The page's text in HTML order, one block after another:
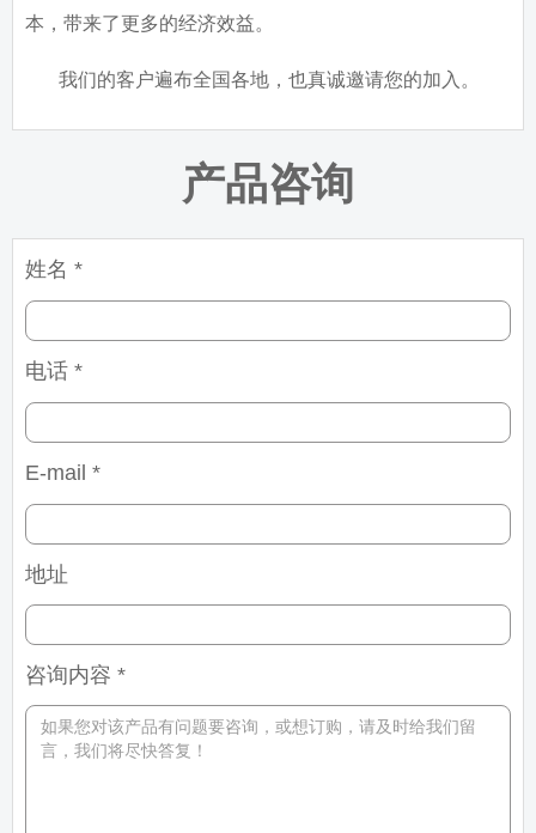
本，带来了更多的经济效益。
我们的客户遍布全国各地，也真诚邀请您的加入。
产品咨询
姓名 *
电话 *
E-mail *
地址
咨询内容 *